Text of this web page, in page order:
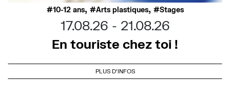
10-12 ans, Arts plastiques, Stages
17.08.26
21.08.26
En touriste chez toi !
PLUS D'INFOS